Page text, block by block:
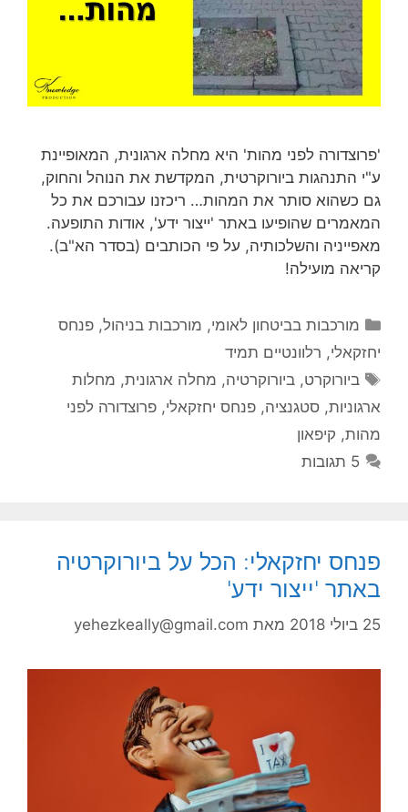
'פרוצדורה לפני מהות' היא מחלה ארגונית, המאופיינת
ע"י התנהגות ביורוקרטית, המקדשת את הנוהל והחוק,
גם כשהוא סותר את המהות… ריכזנו עבורכם את כל
המאמרים שהופיעו באתר 'ייצור ידע', אודות התופעה.
מאפייניה והשלכותיה, על פי הכותבים (בסדר הא"ב).
קריאה מועילה!
קטגוריות
מורכבות בביטחון לאומי, מורכבות בניהול,פנחס
יחזקאלי, רלוונטיים תמיד
תגיות
ביורוקרט,ביורוקרטיה, מחלה ארגונית, מחלות
ארגוניות, סטגנציה, פנחס יחזקאלי, פרוצדורה לפני
מהות, קיפאון
5 תגובות
פנחס יחזקאלי: הכל על ביורוקרטיה
באתר 'ייצור ידע'
25 ביולי 2018 מאת yehezkeally@gmail.com